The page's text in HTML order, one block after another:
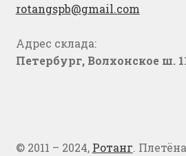
rotangspb@gmail.com
Адрес склада:
Петербург, Волхонское ш.
© 2011 – 2024, Ротанг.